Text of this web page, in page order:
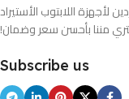
لأجهزة اللابتوب الأستيراد
مننا بأحسن سعر وضمان!
Subscribe us